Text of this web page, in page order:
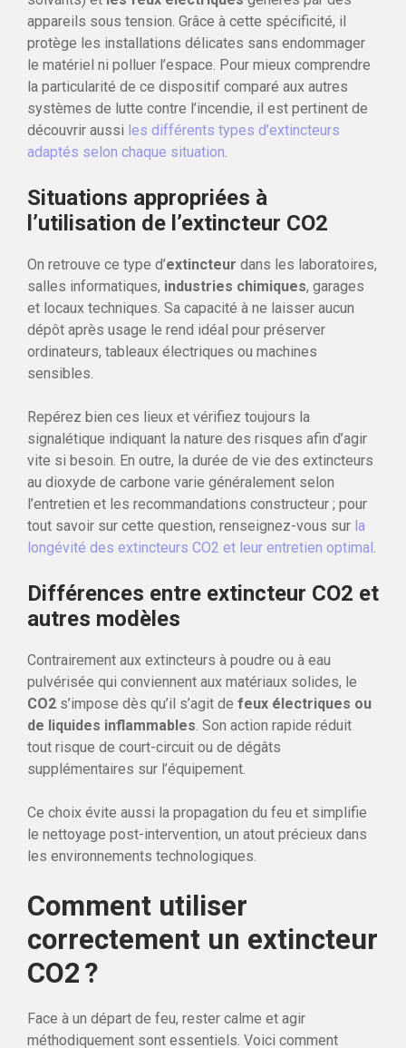
appareils sous tension. Grâce à cette spécificité, il
protège les installations délicates sans endommager
le matériel ni polluer l’espace. Pour mieux comprendre
la particularité de ce dispositif comparé aux autres
systèmes de lutte contre l’incendie, il est pertinent de
découvrir aussi les différents types d’extincteurs
adaptés selon chaque situation.
Situations appropriées à
l’utilisation de l’extincteur CO2
On retrouve ce type d’extincteur dans les laboratoires,
salles informatiques, industries chimiques, garages
et locaux techniques. Sa capacité à ne laisser aucun
dépôt après usage le rend idéal pour préserver
ordinateurs, tableaux électriques ou machines
sensibles.
Repérez bien ces lieux et vérifiez toujours la
signalétique indiquant la nature des risques afin d’agir
vite si besoin. En outre, la durée de vie des extincteurs
au dioxyde de carbone varie généralement selon
l’entretien et les recommandations constructeur ; pour
tout savoir sur cette question, renseignez-vous sur la
longévité des extincteurs CO2 et leur entretien optimal.
Différences entre extincteur CO2 et
autres modèles
Contrairement aux extincteurs à poudre ou à eau
pulvérisée qui conviennent aux matériaux solides, le
CO2 s’impose dès qu’il s’agit de feux électriques ou
de liquides inflammables. Son action rapide réduit
tout risque de court-circuit ou de dégâts
supplémentaires sur l’équipement.
Ce choix évite aussi la propagation du feu et simplifie
le nettoyage post-intervention, un atout précieux dans
les environnements technologiques.
Comment utiliser
correctement un extincteur
CO2 ?
Face à un départ de feu, rester calme et agir
méthodiquement sont essentiels. Voici comment